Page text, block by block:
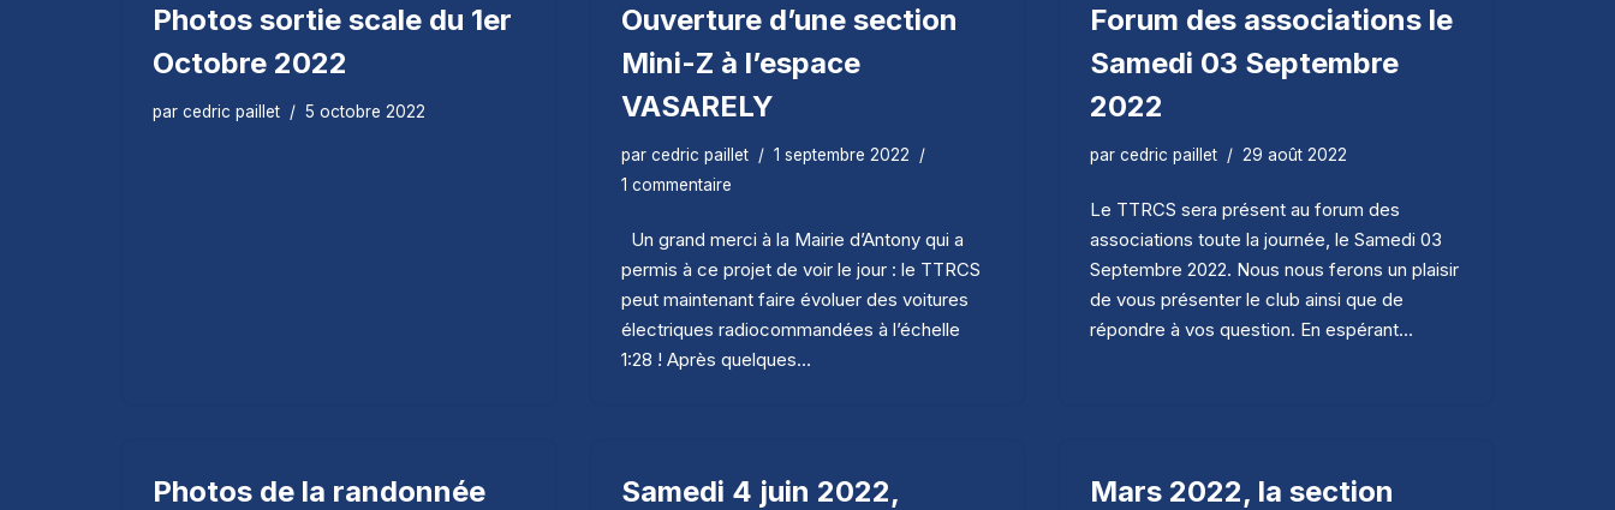
Photos sortie scale du 1er
Octobre 2022
par cedric paillet 5 octobre 2022
Ouverture d’une section
Mini-Z à l’espace
VASARELY
par cedric paillet
1 septembre 2022
1 commentaire
Un grand merci à la Mairie d’Antony qui a
permis à ce projet de voir le jour : le TTRCS
peut maintenant faire évoluer des voitures
électriques radiocommandées à l’échelle
1:28 ! Après quelques…
Forum des associations le
Samedi 03 Septembre
2022
par cedric paillet 29 août 2022
Le TTRCS sera présent au forum des
associations toute la journée, le Samedi 03
Septembre 2022. Nous nous ferons un plaisir
de vous présenter le club ainsi que de
répondre à vos question. En espérant…
Photos de la randonnée
Samedi 4 juin 2022,
Mars 2022, la section